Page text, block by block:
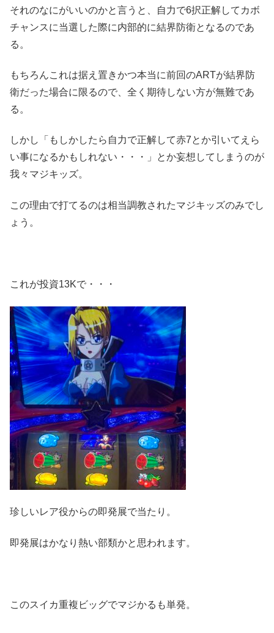
それのなにがいいのかと言うと、自力で6択正解してカボ
チャンスに当選した際に内部的に結界防衛となるのであ
る。
もちろんこれは据え置きかつ本当に前回のARTが結界防
衛だった場合に限るので、全く期待しない方が無難であ
る。
しかし「もしかしたら自力で正解して赤7とか引いてえら
い事になるかもしれない・・・」とか妄想してしまうのが
我々マジキッズ。
この理由で打てるのは相当調教されたマジキッズのみでし
ょう。
これが投資13Kで・・・
珍しいレア役からの即発展で当たり。
即発展はかなり熱い部類かと思われます。
このスイカ重複ビッグでマジかるも単発。